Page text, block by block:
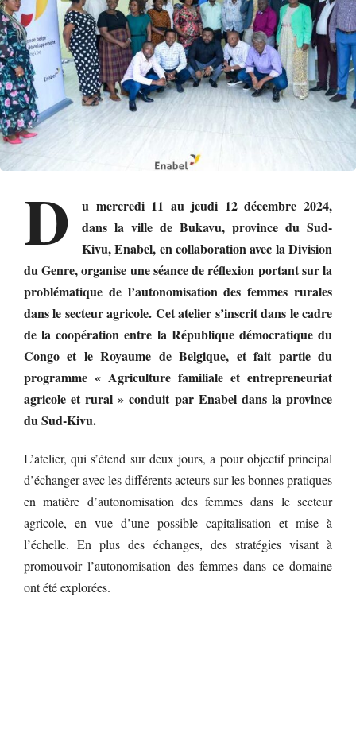
D
u mercredi 11 au jeudi 12 décembre 2024,
dans la ville de Bukavu, province du Sud-
Kivu, Enabel, en collaboration avec la Division
du Genre, organise une séance de réflexion portant sur la
problématique de l’autonomisation des femmes rurales
dans le secteur agricole. Cet atelier s’inscrit dans le cadre
de la coopération entre la République démocratique du
Congo et le Royaume de Belgique, et fait partie du
programme « Agriculture familiale et entrepreneuriat
agricole et rural » conduit par Enabel dans la province
du Sud-Kivu.
L’atelier, qui s’étend sur deux jours, a pour objectif principal
d’échanger avec les différents acteurs sur les bonnes pratiques
en matière d’autonomisation des femmes dans le secteur
agricole, en vue d’une possible capitalisation et mise à
l’échelle. En plus des échanges, des stratégies visant à
promouvoir l’autonomisation des femmes dans ce domaine
ont été explorées.